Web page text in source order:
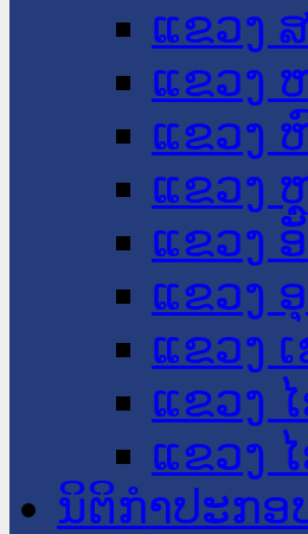
ແຂວງ
ແຂວງ
ແຂວງ
ແຂວງ
ແຂວງ
ແຂວງ
ແຂວງ
ແຂວງ
ແຂວງ
ນິຕິກໍາປະກອ